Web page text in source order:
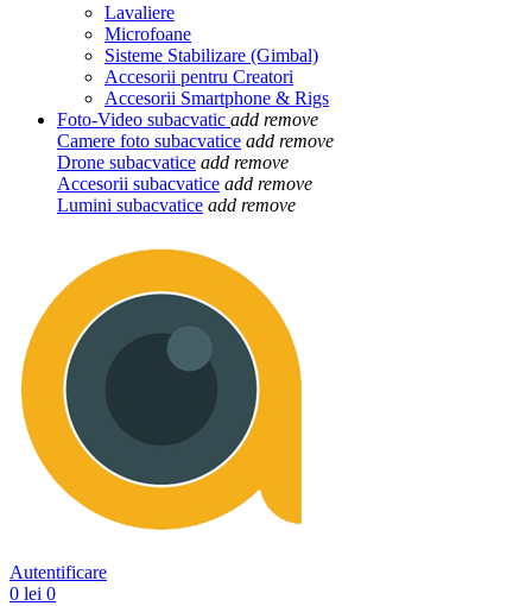
Lavaliere
Microfoane
Sisteme Stabilizare (Gimbal)
Accesorii pentru Creatori
Accesorii Smartphone & Rigs
Foto-Video subacvatic add remove
Camere foto subacvatice add remove
Drone subacvatice add remove
Accesorii subacvatice add remove
Lumini subacvatice add remove
Autentificare
0 lei 0